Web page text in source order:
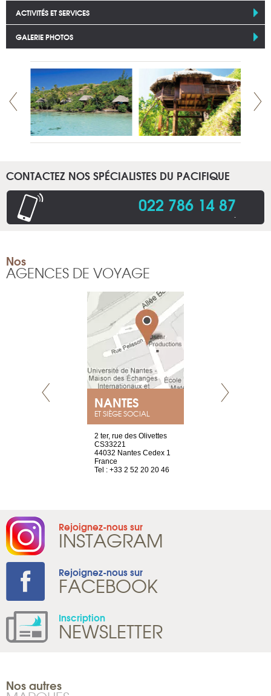
ACTIVITÉS ET SERVICES
GALERIE PHOTOS
CONTACTEZ NOS SPÉCIALISTES DU PACIFIQUE
022 786 14 87.
Nos
AGENCES DE VOYAGE
NANTES
ET SIÈGE SOCIAL
2 ter, rue des Olivettes
CS33221
44032 Nantes Cedex 1
France
Tel : +33 2 52 20 20 46
Rejoignez-nous sur
INSTAGRAM
Rejoignez-nous sur
FACEBOOK
Inscription
NEWSLETTER
Nos autres